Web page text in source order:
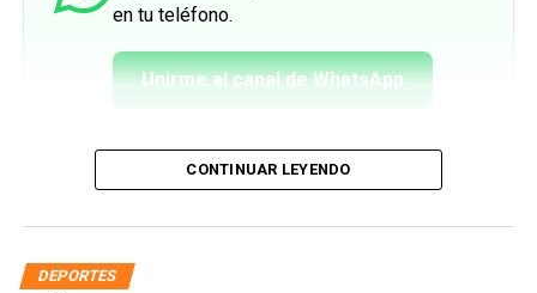
en tu teléfono.
Unirme al canal de WhatsApp
CONTINUAR LEYENDO
DEPORTES